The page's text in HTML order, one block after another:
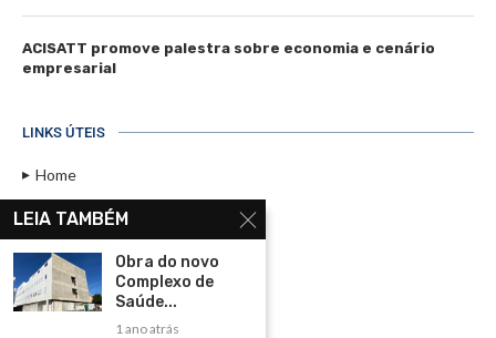
ACISATT promove palestra sobre economia e cenário
empresarial
LINKS ÚTEIS
Home
Assinar
Contato
Política de Privacidade
Rádio Maristela - Ao Vivo
LEIA TAMBÉM
Obra do novo
Complexo de
Saúde...
1 ano atrás